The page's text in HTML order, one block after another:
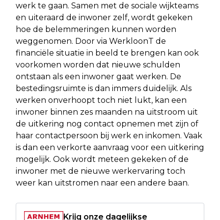
werk te gaan. Samen met de sociale wijkteams
en uiteraard de inwoner zelf, wordt gekeken
hoe de belemmeringen kunnen worden
weggenomen. Door via WerkloonT de
financiële situatie in beeld te brengen kan ook
voorkomen worden dat nieuwe schulden
ontstaan als een inwoner gaat werken. De
bestedingsruimte is dan immers duidelijk. Als
werken onverhoopt toch niet lukt, kan een
inwoner binnen zes maanden na uitstroom uit
de uitkering nog contact opnemen met zijn of
haar contactpersoon bij werk en inkomen. Vaak
is dan een verkorte aanvraag voor een uitkering
mogelijk. Ook wordt meteen gekeken of de
inwoner met de nieuwe werkervaring toch
weer kan uitstromen naar een andere baan.
Krijg onze dagelijkse